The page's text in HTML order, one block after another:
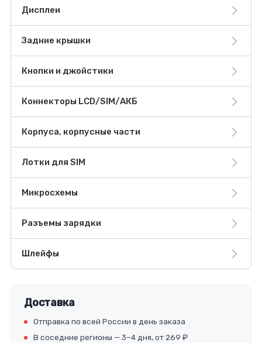
Дисплеи
Задние крышки
Кнопки и джойстики
Коннекторы LCD/SIM/АКБ
Корпуса, корпусные части
Лотки для SIM
Микросхемы
Разъемы зарядки
Шлейфы
Доставка
Отправка по всей России в день заказа
В соседние регионы — 3–4 дня, от 269 ₽